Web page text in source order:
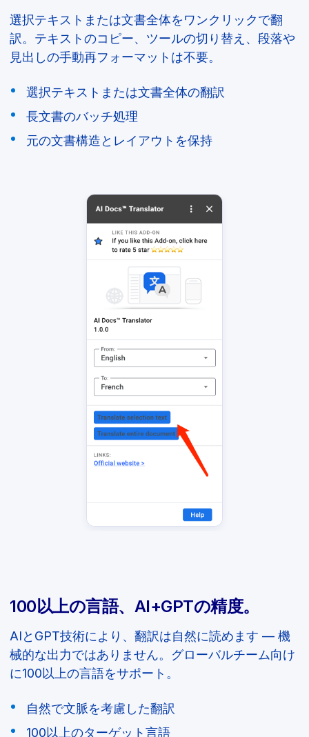
選択テキストまたは文書全体をワンクリックで翻
訳。テキストのコピー、ツールの切り替え、段落や
見出しの手動再フォーマットは不要。
選択テキストまたは文書全体の翻訳
長文書のバッチ処理
元の文書構造とレイアウトを保持
100以上の言語、AI+GPTの精度。
AIとGPT技術により、翻訳は自然に読めます — 機
械的な出力ではありません。グローバルチーム向け
に100以上の言語をサポート。
自然で文脈を考慮した翻訳
100以上のターゲット言語